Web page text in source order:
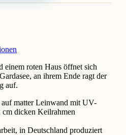
einem roten Haus öffnet sich
an ihrem Ende ragt der
auf.
matter Leinwand mit UV-
dicken Keilrahmen
in Deutschland produziert